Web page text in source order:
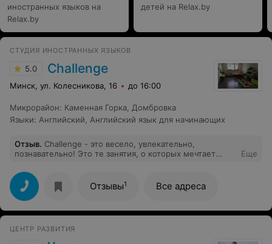
иностранных языков на
Relax.by
детей на Relax.by
СТУДИЯ ИНОСТРАННЫХ ЯЗЫКОВ
5.0 Challenge
Минск, ул. Колесникова, 16 до 16:00
Микрорайон: Каменная Горка Домбровка
Языки: Английский Английский язык для начинающих
Отзыв. Challenge - это весело, увлекательно,
познавательно! Это те занятия, о которых мечтает
подается серьезный материал, грамматика. Большое
внимание уделяется идеальному произношению
звуков, построению фраз. Невозможно не заговорить
на иностранном языке в обществе
единомышленников! Приятно, когда с детками
подход к каждому ребенку и помогающие поверить в
свои силы. А проведение праздничных мероприятий
Еще
Отзывы1 Все адреса
ЦЕНТР РАЗВИТИЯ